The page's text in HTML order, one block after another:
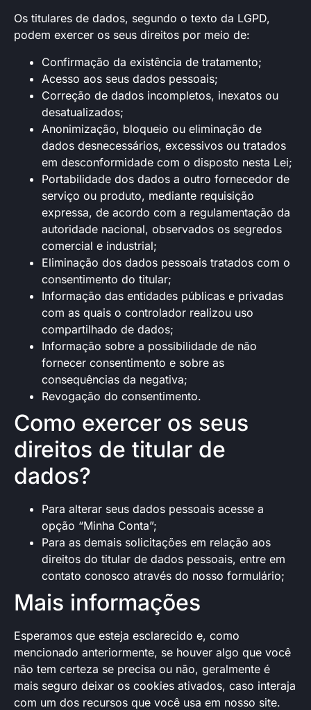
Os titulares de dados, segundo o texto da LGPD,
podem exercer os seus direitos por meio de:
Confirmação da existência de tratamento;
Acesso aos seus dados pessoais;
Correção de dados incompletos, inexatos ou
desatualizados;
Anonimização, bloqueio ou eliminação de
dados desnecessários, excessivos ou tratados
em desconformidade com o disposto nesta Lei;
Portabilidade dos dados a outro fornecedor de
serviço ou produto, mediante requisição
expressa, de acordo com a regulamentação da
autoridade nacional, observados os segredos
comercial e industrial;
Eliminação dos dados pessoais tratados com o
consentimento do titular;
Informação das entidades públicas e privadas
com as quais o controlador realizou uso
compartilhado de dados;
Informação sobre a possibilidade de não
fornecer consentimento e sobre as
consequências da negativa;
Revogação do consentimento.
Como exercer os seus
direitos de titular de
dados?
Para alterar seus dados pessoais acesse a
opção “Minha Conta”;
Para as demais solicitações em relação aos
direitos do titular de dados pessoais, entre em
contato conosco através do nosso formulário;
Mais informações
Esperamos que esteja esclarecido e, como
mencionado anteriormente, se houver algo que você
não tem certeza se precisa ou não, geralmente é
mais seguro deixar os cookies ativados, caso interaja
com um dos recursos que você usa em nosso site.